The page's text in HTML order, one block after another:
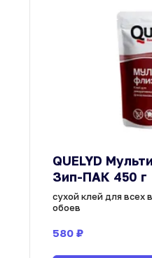
QUELYD
Зип-ПАК 450 г
сухой клей для
обоев
580 ₽